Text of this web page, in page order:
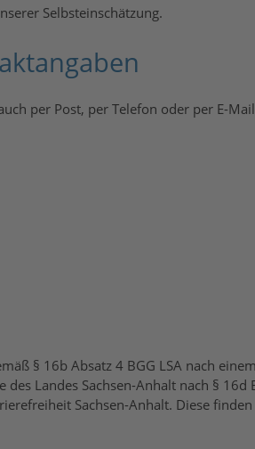
Selbsteinschätzung.
per Post, per Telefon oder per E-
§ 16b Absatz 4 BGG LSA nach
Landes Sachsen-Anhalt nach §
Sachsen-Anhalt. Diese